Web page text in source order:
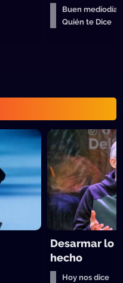
Buen mediodía
Quién te Dice
Desarmar lo
hecho
Hoy nos dice